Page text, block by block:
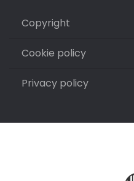
Copyright
Cookie policy
Privacy policy